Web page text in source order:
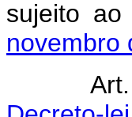
sujeito
novembro
Art.